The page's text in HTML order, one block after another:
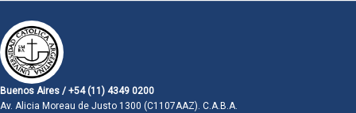
Buenos Aires / +54 (11) 4349 0200
Av. Alicia Moreau de Justo 1300 (C1107AAZ). C.A.B.A.